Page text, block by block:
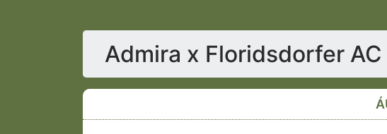
Admira x Floridsdorfer